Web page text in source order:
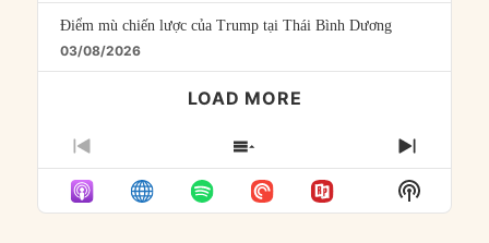
Điểm mù chiến lược của Trump tại Thái Bình Dương
03/08/2026
LOAD MORE
PREVIOUS
EPISODE
SHOW
EPISODES
LIST
NEXT
Show
Podcast